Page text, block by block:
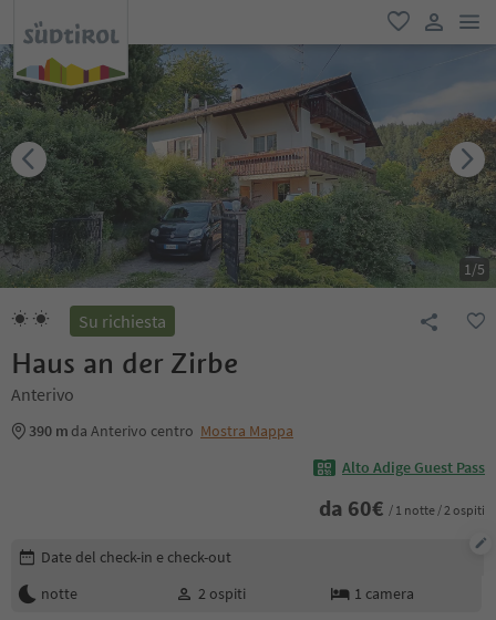
favoriti
user link
1/5
Su richiesta
Haus an der Zirbe
Anterivo
390 m da Anterivo centro Mostra Mappa
Alto Adige Guest Pass
da 60€ / 1 notte / 2 ospiti
Modifica i dettagli della prenotazione
Date del check-in e check-out
notte
2 ospiti 1 camera